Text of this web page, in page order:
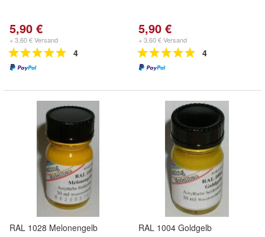
5,90 €
+ 3,60 € Versand
4
5,90 €
+ 3,60 € Versand
4
RAL 1028 Melonengelb RAL 1004 Goldgelb